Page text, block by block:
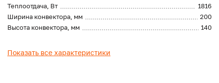
Теплоотдача, Вт
1816
Ширина конвектора, мм
200
Высота конвектора, мм
140
Показать все характеристики